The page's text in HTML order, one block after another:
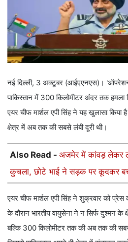
नई दिल्ली, 3 अक्टूबर (आईएएनएस)। 'ऑपरेशन
पाकिस्तान में 300 किलोमीटर अंदर तक हमला
एयर चीफ मार्शल एपी सिंह ने यह खुलासा
क्षेत्र में अब तक की सबसे लंबी दूरी थी।
Also Read - अजमेर में कांवड़ लेकर
कुचला, छोटे भाई ने सड़क पर कूदकर
एयर चीफ मार्शल एपी सिंह ने शुक्रवार को
के दौरान भारतीय वायुसेना ने न सिर्फ दुश्मन
बल्कि 300 किलोमीटर तक की अब तक की सबसे